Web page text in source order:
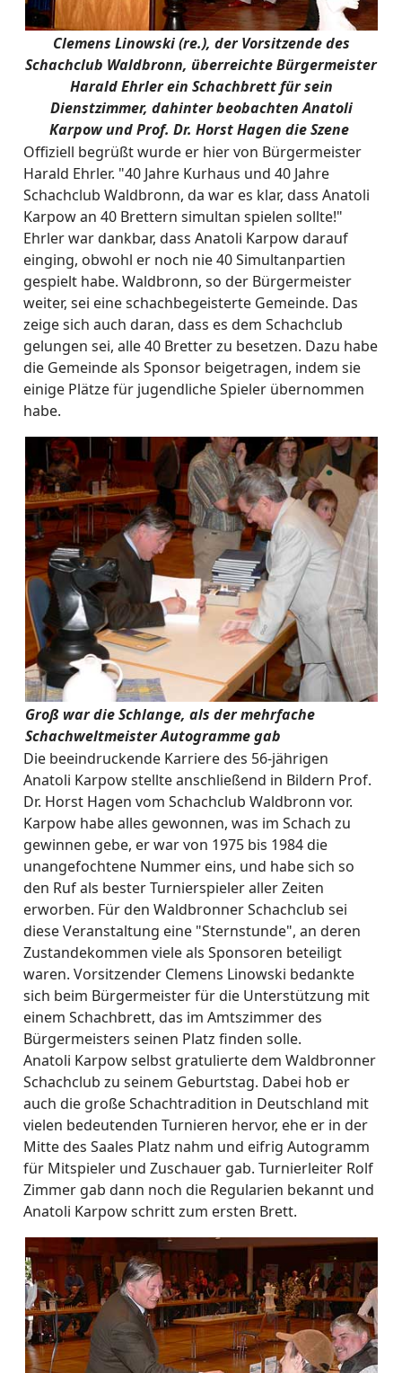
Clemens Linowski (re.), der Vorsitzende des
Schachclub Waldbronn, überreichte Bürgermeister
Harald Ehrler ein Schachbrett für sein
Dienstzimmer, dahinter beobachten Anatoli
Karpow und Prof. Dr. Horst Hagen die Szene
Offiziell begrüßt wurde er hier von Bürgermeister
Harald Ehrler. "40 Jahre Kurhaus und 40 Jahre
Schachclub Waldbronn, da war es klar, dass Anatoli
Karpow an 40 Brettern simultan spielen sollte!"
Ehrler war dankbar, dass Anatoli Karpow darauf
einging, obwohl er noch nie 40 Simultanpartien
gespielt habe. Waldbronn, so der Bürgermeister
weiter, sei eine schachbegeisterte Gemeinde. Das
zeige sich auch daran, dass es dem Schachclub
gelungen sei, alle 40 Bretter zu besetzen. Dazu habe
die Gemeinde als Sponsor beigetragen, indem sie
einige Plätze für jugendliche Spieler übernommen
habe.
Groß war die Schlange, als der mehrfache
Schachweltmeister Autogramme gab
Die beeindruckende Karriere des 56-jährigen
Anatoli Karpow stellte anschließend in Bildern Prof.
Dr. Horst Hagen vom Schachclub Waldbronn vor.
Karpow habe alles gewonnen, was im Schach zu
gewinnen gebe, er war von 1975 bis 1984 die
unangefochtene Nummer eins, und habe sich so
den Ruf als bester Turnierspieler aller Zeiten
erworben. Für den Waldbronner Schachclub sei
diese Veranstaltung eine "Sternstunde", an deren
Zustandekommen viele als Sponsoren beteiligt
waren. Vorsitzender Clemens Linowski bedankte
sich beim Bürgermeister für die Unterstützung mit
einem Schachbrett, das im Amtszimmer des
Bürgermeisters seinen Platz finden solle.
Anatoli Karpow selbst gratulierte dem Waldbronner
Schachclub zu seinem Geburtstag. Dabei hob er
auch die große Schachtradition in Deutschland mit
vielen bedeutenden Turnieren hervor, ehe er in der
Mitte des Saales Platz nahm und eifrig Autogramm
für Mitspieler und Zuschauer gab. Turnierleiter Rolf
Zimmer gab dann noch die Regularien bekannt und
Anatoli Karpow schritt zum ersten Brett.